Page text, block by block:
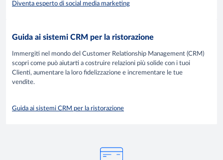
Diventa esperto di social media marketing
Guida ai sistemi CRM per la ristorazione
Immergiti nel mondo del Customer Relationship Management (CRM)
scopri come può aiutarti a costruire relazioni più solide con i tuoi
Clienti, aumentare la loro fidelizzazione e incrementare le tue
vendite.
Guida ai sistemi CRM per la ristorazione